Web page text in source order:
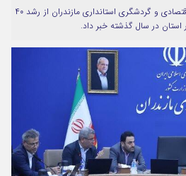
سرپرست معاونت هماهنگی امور اقتصادی و گردشگری استانداری مازندران از رشد ۴۰
در سال گذشته خبر داد.